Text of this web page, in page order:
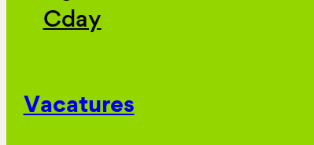
Cday
Vacatures